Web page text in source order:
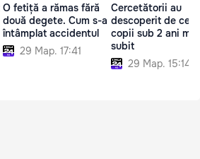
O fetiță a rămas fără
două degete. Cum s-a
întâmplat accidentul
29 Мар. 17:41
Cercetătorii au
descoperit de ce
copii sub 2 ani mor
subit
29 Мар. 15:14